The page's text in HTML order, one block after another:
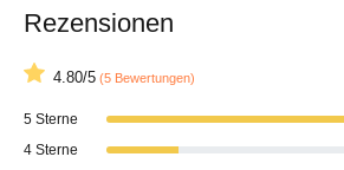
Rezensionen
4.80/5 (5 Bewertungen)
5 Sterne
4 Sterne